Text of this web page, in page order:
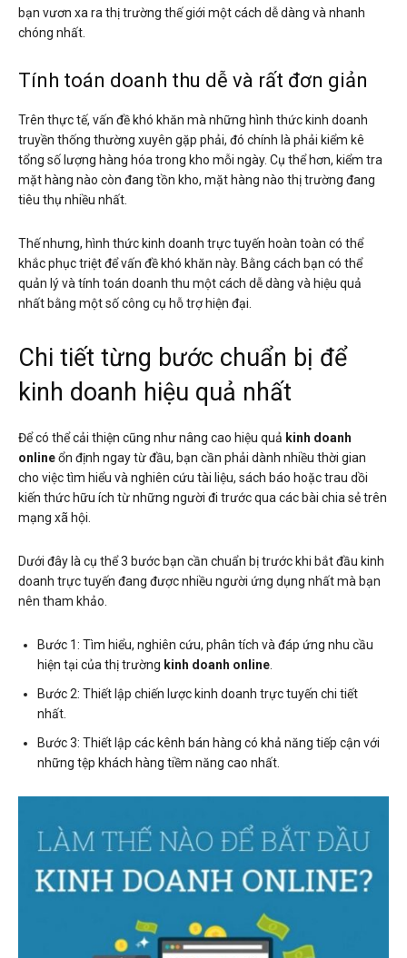
bạn vươn xa ra thị trường thế giới một cách dễ dàng và nhanh
chóng nhất.
Tính toán doanh thu dễ và rất đơn giản
Trên thực tế, vấn đề khó khăn mà những hình thức kinh doanh
truyền thống thường xuyên gặp phải, đó chính là phải kiểm kê
tổng số lượng hàng hóa trong kho mỗi ngày. Cụ thể hơn, kiểm tra
mặt hàng nào còn đang tồn kho, mặt hàng nào thị trường đang
tiêu thụ nhiều nhất.
Thế nhưng, hình thức kinh doanh trực tuyến hoàn toàn có thể
khắc phục triệt để vấn đề khó khăn này. Bằng cách bạn có thể
quản lý và tính toán doanh thu một cách dễ dàng và hiệu quả
nhất bằng một số công cụ hỗ trợ hiện đại.
Chi tiết từng bước chuẩn bị để
kinh doanh hiệu quả nhất
Để có thể cải thiện cũng như nâng cao hiệu quả kinh doanh
onlineổn định ngay từ đầu, bạn cần phải dành nhiều thời gian
cho việc tìm hiểu và nghiên cứu tài liệu, sách báo hoặc trau dồi
kiến thức hữu ích từ những người đi trước qua các bài chia sẻ trên
mạng xã hội.
Dưới đây là cụ thể 3 bước bạn cần chuẩn bị trước khi bắt đầu kinh
doanh trực tuyến đang được nhiều người ứng dụng nhất mà bạn
nên tham khảo.
Bước 1: Tìm hiểu, nghiên cứu, phân tích và đáp ứng nhu cầu
hiện tại của thị trường kinh doanh online.
Bước 2: Thiết lập chiến lược kinh doanh trực tuyến chi tiết
nhất.
Bước 3: Thiết lập các kênh bán hàng có khả năng tiếp cận với
những tệp khách hàng tiềm năng cao nhất.